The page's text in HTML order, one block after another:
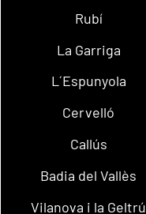
Rubí
La Garriga
L´Espunyola
Cervelló
Callús
Badia del Vallès
Vilanova i la Geltrú